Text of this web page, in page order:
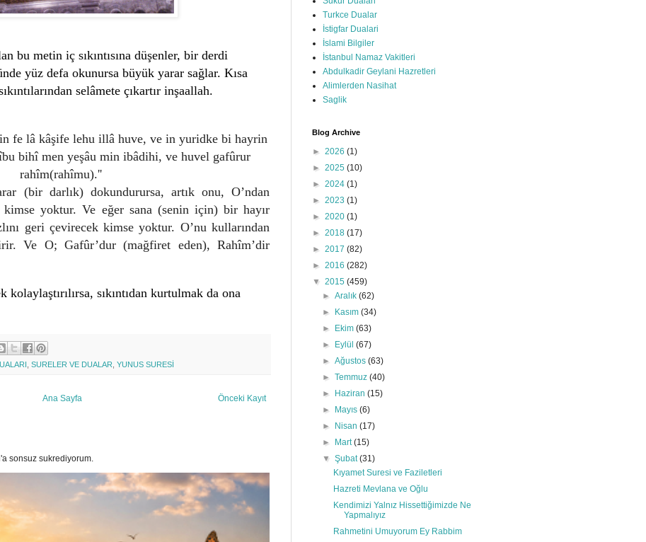
bu metin iç sıkıntısına düşenler, bir derdi
yüz defa okunursa büyük yarar sağlar. Kısa
selâmete çıkartır inşaallah.
fe lâ kâşife lehu illâ huve, ve in yuridke bi hayrin
bihî men yeşâu min ibâdihi, ve huvel gafûrur
rahîm(rahîmu).''
(bir darlık) dokundurursa, artık onu, O’ndan
kimse yoktur. Ve eğer sana (senin için) bir hayır
geri çevirecek kimse yoktur. O’nu kullarından
Ve O; Gafûr’dur (mağfiret eden), Rahîm’dir
sıkıntıdan kurtulmak da ona
SURELER VE DUALAR YUNUS SURESİ
Önceki Kayıt
Ana Sayfa
sonsuz sukrediyorum.
Turkce Dualar
İstigfar Dualari
İslami Bilgiler
İstanbul Namaz Vakitleri
Abdulkadir Geylani Hazretleri
Alimlerden Nasihat
Saglik
Blog Archive
► 2026 (1)
► 2025 (10)
► 2024 (1)
► 2023 (1)
► 2020 (1)
► 2018 (17)
► 2017 (82)
► 2016 (282)
▼ 2015 (459)
►Aralık(62)
►
Kasım(34)
►
Ekim(63)
►
Eylül(67)
►Ağustos(63)
►Temmuz(40)
►
Haziran(15)
►
Mayıs(6)
►
Nisan(17)
►
Mart(15)
▼Şubat(31)
Kıyamet Suresi ve Faziletleri
Hazreti Mevlana ve Oğlu
Kendimizi Yalnız Hissettiğimizde Ne
Yapmalıyız
Rahmetini Umuyorum Ey Rabbim